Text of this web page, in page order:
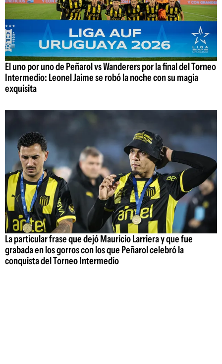
El uno por uno de Peñarol vs Wanderers por la final del Torneo
Intermedio: Leonel Jaime se robó la noche con su magia
exquisita
La particular frase que dejó Mauricio Larriera y que fue
grabada en los gorros con los que Peñarol celebró la
conquista del Torneo Intermedio